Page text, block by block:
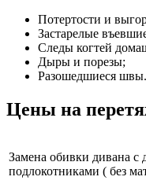
Потертости и
Застарелые
Следы когтей
Дыры и порезы;
Разошедшиеся швы.
Цены на
Замена обивки дивана с
подлокотниками ( без